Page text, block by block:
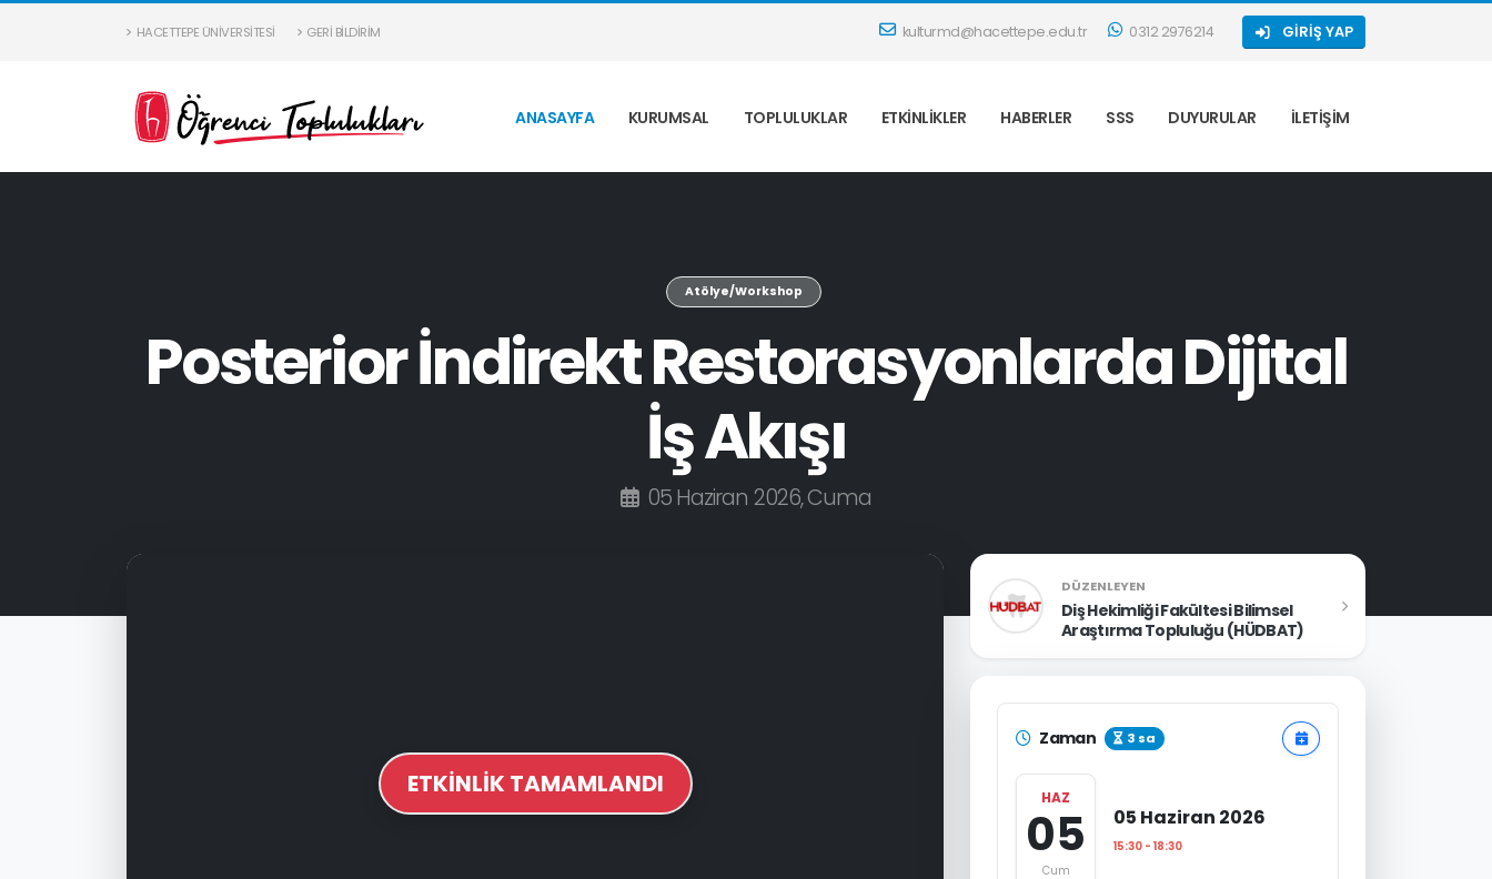
HACETTEPE ÜNIVERSITESI GERI BILDIRIM kulturmd@hacettepe.edu.tr 0312 2976214 GIRIŞ YAP
ANASAYFA KURUMSAL TOPLULUKLAR ETKINLIKLER HABERLER SSS DUYURULAR İLETIŞIM
Atölye/Workshop
Posterior İndirekt Restorasyonlarda Dijital
İş Akışı
05 Haziran 2026, Cuma
ETKİNLİK TAMAMLANDI
DÜZENLEYEN
Diş Hekimliği Fakültesi Bilimsel
Araştırma Topluluğu (HÜDBAT)
Zaman 3 sa
HAZ
05
Cum
05 Haziran 2026
15:30 - 18:30